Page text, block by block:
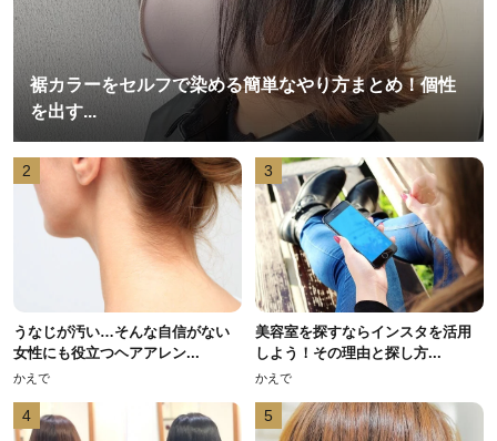
裾カラーをセルフで染める簡単なやり方まとめ！個性
を出す...
2
うなじが汚い…そんな自信がない
女性にも役立つヘアアレン...
かえで
3
美容室を探すならインスタを活用
しよう！その理由と探し方...
かえで
4 5